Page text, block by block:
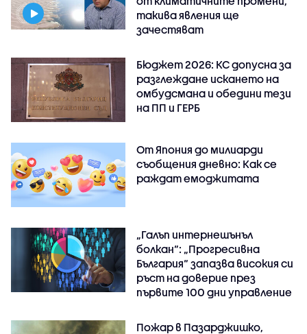
такива явления ще
зачестяват
Бюджет 2026: КС допусна за
разглеждане искането на
омбудсмана и обедини тези
на ПП и ГЕРБ
От Япония до милиарди
съобщения дневно: Как се
раждат емоджитата
„Галъп интернешънъл
болкан“: „Прогресивна
България“ запазва високия си
ръст на доверие през
първите 100 дни управление
Пожар в Пазарджишко,